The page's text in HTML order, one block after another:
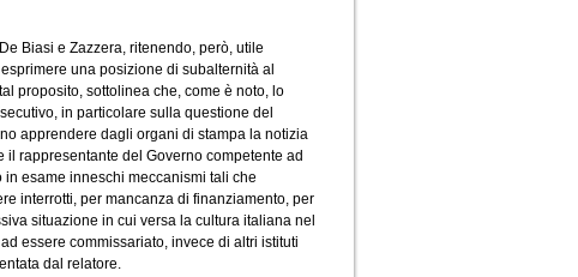
Biasi e Zazzera, ritenendo, però, utile
una posizione di subalternità al
proposito, sottolinea che, come è noto, lo
in particolare sulla questione del
apprendere dagli organi di stampa la notizia
rappresentante del Governo competente ad
esame inneschi meccanismi tali che
interrotti, per mancanza di finanziamento, per
situazione in cui versa la cultura italiana nel
essere commissariato, invece di altri istituti
dal relatore.